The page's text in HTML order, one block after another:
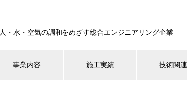
人・水・空気の調和をめざす総合エンジニアリング企業
事業内容 施工実績 技術関連